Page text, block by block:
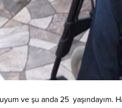
ve şu anda 25 yaşındayım.